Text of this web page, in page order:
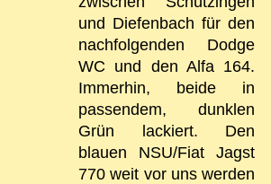
und Diefenbach für den
nachfolgenden Dodge
WC und den Alfa 164.
Immerhin, beide in
passendem, dunklen
Grün lackiert. Den
blauen NSU/Fiat Jagst
770 weit vor uns werden